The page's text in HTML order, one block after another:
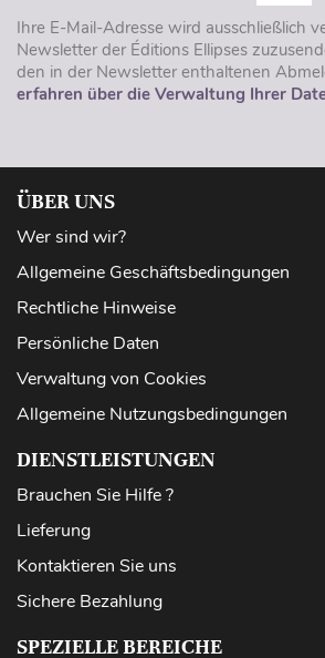
Ihre E-Mail-Adresse wird ausschließlich
Newsletter der Éditions Ellipses
den in der Newsletter enthaltenen
erfahren über die Verwaltung Ihrer
ÜBER UNS
Wer sind wir?
Allgemeine Geschäftsbedingungen
Rechtliche Hinweise
Persönliche Daten
Verwaltung von Cookies
Allgemeine Nutzungsbedingungen
DIENSTLEISTUNGEN
Brauchen Sie Hilfe ?
Lieferung
Kontaktieren Sie uns
Sichere Bezahlung
SPEZIELLE BEREICHE